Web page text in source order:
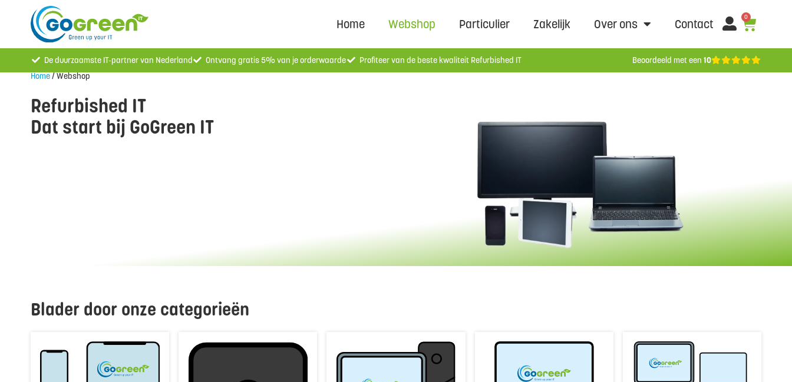
Home Webshop Particulier Zakelijk Over ons Contact 0
De duurzaamste IT-partner van Nederland Ontvang gratis 5% van je orderwaarde Profiteer van de beste kwaliteit Refurbished IT Beoordeeld met een 10
Home/ Webshop
Refurbished IT
Dat start bij GoGreen IT
Blader door onze categorieën